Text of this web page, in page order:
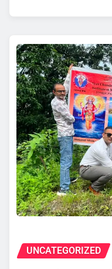
UNCATEGORIZED